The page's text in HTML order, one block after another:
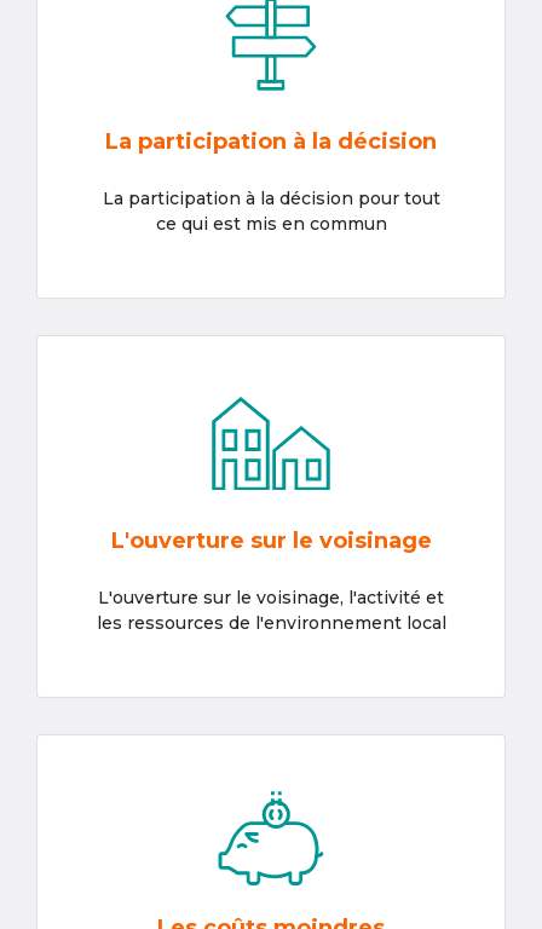
La participation à la décision
La participation à la décision pour tout
ce qui est mis en commun
L'ouverture sur le voisinage
L'ouverture sur le voisinage, l'activité et
les ressources de l'environnement local